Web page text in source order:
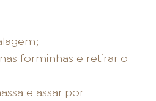
forminhas e retirar o
e assar por